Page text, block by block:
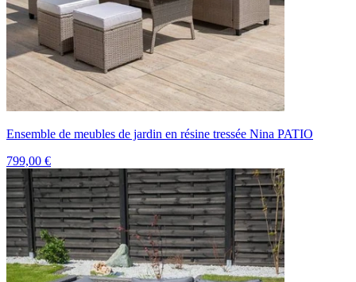
Ensemble de meubles de jardin en résine tressée Nina PATIO
799,00 €